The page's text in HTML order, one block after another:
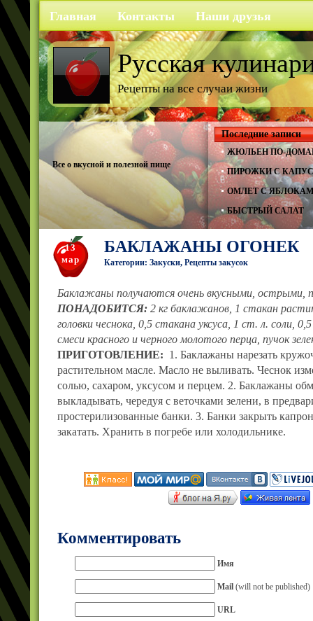
Русская
Рецепты на все случаи жизни
Главная Контакты Наши друзья
Все о вкусной и полезной пище
Последние записи
ЖЮЛЬЕН ПО-
ПИРОЖКИ С
ОМЛЕТ С
БЫСТРЫЙ САЛАТ
13
мар
БАКЛАЖАНЫ ОГОНЕК
Категории: Закуски, Рецепты закусок
Баклажаны получают­ся очень вкусными, остры­ми,
ПОНАДОБИТСЯ:2 кг баклажанов, 1 стакан
головки чеснока, 0,5 стакана уксуса, 1 ст. л. соли,
смеси красного и черного молотого перца, пучок
ПРИГОТОВЛЕНИЕ: 1. Баклажаны нарезать
рас­тительном масле. Масло не выливать. Чеснок
солью, сахаром, уксусом и перцем. 2. Баклажаны
выкладывать, че­редуя с веточками зелени, в
простерилизованные банки. 3. Банки закрыть
закатать. Хранить в погребе или холо­дильнике.
Комментировать
Имя
Mail(will not be published)
URL